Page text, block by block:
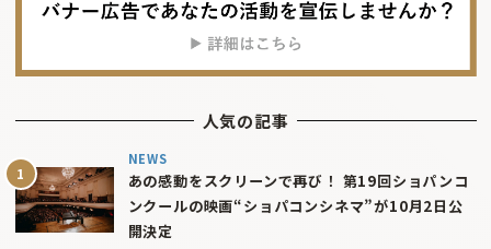
人気の記事
NEWS
あの感動をスクリーンで再び！ 第19回ショパンコ
ンクールの映画“ショパコンシネマ”が10月2日公
開決定